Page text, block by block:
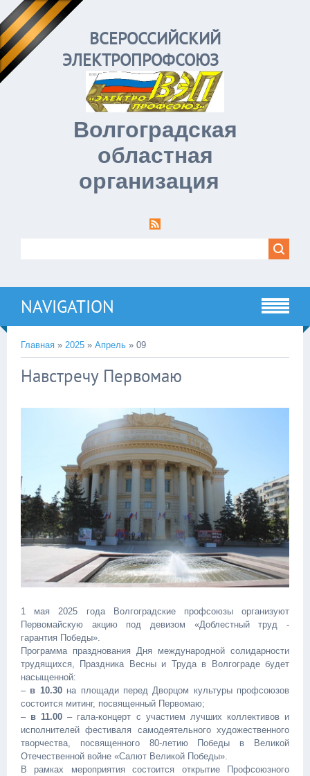
ВСЕРОССИЙСКИЙ
ЭЛЕКТРОПРОФСОЮЗ
Волгоградская
областная
организация
NAVIGATION
Главная » 2025 » Апрель » 09
Навстречу Первомаю
1 мая 2025 года Волгоградские профсоюзы организуют
Первомайскую акцию под девизом «Доблестный труд -
гарантия Победы».
Программа празднования Дня международной солидарности
трудящихся, Праздника Весны и Труда в Волгограде будет
насыщенной:
– в 10.30на площади перед Дворцом культуры профсоюзов
состоится митинг, посвященный Первомаю;
– в 11.00 – гала-концерт с участием лучших коллективов и
исполнителей фестиваля самодеятельного художественного
творчества, посвященного 80-летию Победы в Великой
Отечественной войне «Салют Великой Победы».
В рамках мероприятия состоится открытие Профсоюзного